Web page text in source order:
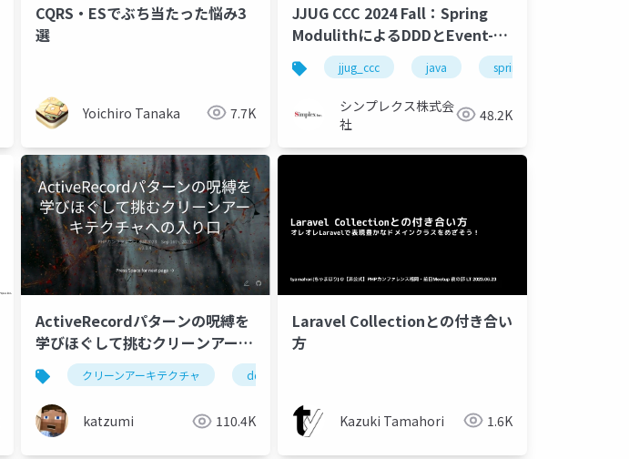
CQRS・ESでぶち当たった悩み3
選
Yoichiro Tanaka 7.7K
JJUG CCC 2024 Fall：Spring
ModulithによるDDDとEvent-
driven Architectureの実践
jjug_ccc java spring
シンプレクス株式会
社
48.2K
java
ActiveRecordパターンの呪縛を
学びほぐして挑むクリーンアーキ
テクチャへの入り口
クリーンアーキテクチャ ddd
katzumi 110.4K
Laravel Collectionとの付き合い
方
Kazuki Tamahori 1.6K